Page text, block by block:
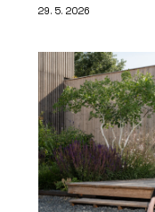
29. 5. 2026